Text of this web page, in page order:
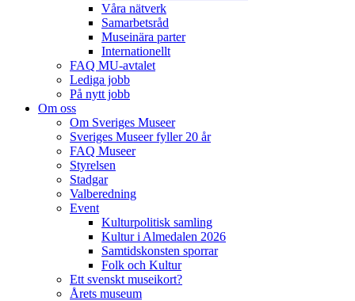
Våra nätverk
Samarbetsråd
Museinära parter
Internationellt
FAQ MU-avtalet
Lediga jobb
På nytt jobb
Om oss
Om Sveriges Museer
Sveriges Museer fyller 20 år
FAQ Museer
Styrelsen
Stadgar
Valberedning
Event
Kulturpolitisk samling
Kultur i Almedalen 2026
Samtidskonsten sporrar
Folk och Kultur
Ett svenskt museikort?
Årets museum